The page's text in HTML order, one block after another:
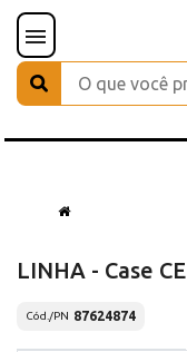
LINHA - Case CE
Cód./PN 87624874